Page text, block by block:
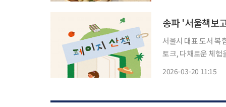
서울시 대표 도서 복
토크, 다채로운 체험을 아우르
2026-03-20 11:15